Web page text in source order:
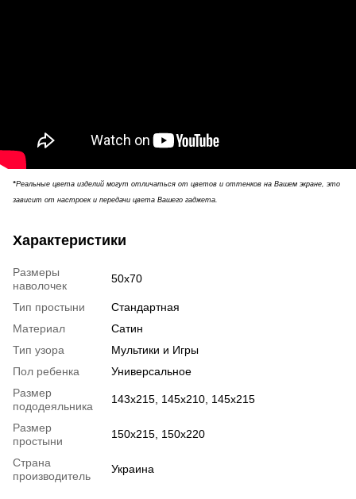
*Реальные цвета изделий могут отличаться от цветов и оттенков на Вашем экране, это
зависит от настроек и передачи цвета Вашего гаджета.
Характеристики
Размеры
наволочек
50х70
Тип простыни
Стандартная
Материал
Сатин
Тип узора
Мультики и Игры
Пол ребенка
Универсальное
Размер
пододеяльника
143х215, 145х210, 145х215
Размер
простыни
150х215, 150х220
Страна
производитель
Украина